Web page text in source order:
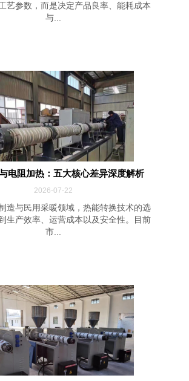
艺参数，而是决定产品良率、能耗成本
与...
电阻加热：五大核心差异深度解析
2026-07-22
造与民用采暖领域，热能转换技术的选
生产效率、运营成本以及安全性。目前
市...